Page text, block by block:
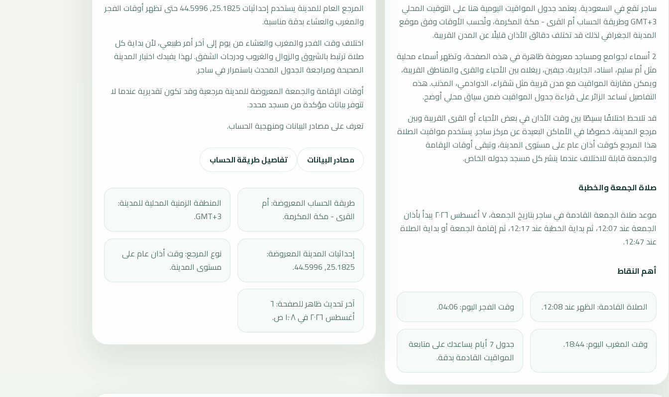
ساجر تقع في السعودية. يعتمد جدول المواقيت اليومية هنا على التوقيت المحلي
GMT+3 وطريقة الحساب أم القرى - مكة المكرمة، وتُحسب الأوقات وفق موقع
المدينة الجغرافي لذلك قد تختلف دقائق الأذان قليلًا عن المدن القريبة.
2 أسماء لجوامع ومساجد معروفة ظاهرة في هذه الصفحة، وتظهر أسماء محلية
مثل أم سليم، اسناد، الجابرية، جيفين، ريغلاه بين الأحياء والقرى والمناطق القريبة،
ويمكن مقارنة المواقيت مع مدن قريبة مثل شقراء، الدوادمي، المذنب. هذه
التفاصيل تساعد الزائر على قراءة جدول المواقيت ضمن سياق محلي أوضح.
قد تلاحظ اختلافًا بسيطًا بين وقت الأذان في بعض الأحياء أو القرى القريبة وبين
مرجع المدينة، خصوصًا في الأماكن البعيدة عن مركز ساجر. يستخدم مواقيت الصلاة
هذا المرجع كوقت أذان عام على مستوى المدينة، وتبقى أوقات الإقامة
والجمعة قابلة للاختلاف عندما ينشر كل مسجد جدوله الخاص.
صلاة الجمعة والخطبة
موعد صلاة الجمعة القادمة في ساجر بتاريخ الجمعة، ٧ أغسطس ٢٠٢٦ يبدأ بأذان
الجمعة عند 12:07، ثم بداية الخطبة عند 12:17، ثم إقامة الجمعة أو بداية الصلاة
عند 12:47.
أهم النقاط
الصلاة القادمة: الظهر عند 12:08. وقت الفجر اليوم: 04:06.
وقت المغرب اليوم: 18:44.
جدول 7 أيام يساعدك على متابعة
المواقيت القادمة بدقة.
المرجع العام للمدينة يستخدم إحداثيات 25.1825, 44.5996 حتى تظهر أوقات الفجر
والمغرب والعشاء بدقة مناسبة.
اختلاف وقت الفجر والمغرب والعشاء من يوم إلى آخر أمر طبيعي، لأن بداية كل
صلاة ترتبط بالشروق والزوال والغروب ودرجات الشفق. لهذا يفيدك اختيار المدينة
الصحيحة ومراجعة الجدول المحدث باستمرار في ساجر.
أوقات الإقامة والجمعة المعروضة للمدينة مرجعية وقد تكون تقديرية عندما لا
تتوفر بيانات مؤكدة من مسجد محدد.
تعرف على مصادر البيانات ومنهجية الحساب.
مصادر البيانات تفاصيل طريقة الحساب
طريقة الحساب المعروضة: أم
القرى - مكة المكرمة.
المنطقة الزمنية المحلية للمدينة:
GMT+3.
إحداثيات المدينة المعروضة:
25.1825, 44.5996.
نوع المرجع: وقت أذان عام على
مستوى المدينة.
آخر تحديث ظاهر للصفحة: ٦
أغسطس ٢٠٢٦ في ١:٠٨ ص.